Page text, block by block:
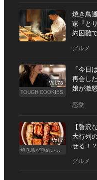
焼き鳥
家『と
約困難
グルメ
Vol.73
TOUGH COOKIES
「今日
再会し
娘が激
恋愛
Vol.7
焼き鳥が艶めいてきた
【贅沢
大行列
せる！
グルメ